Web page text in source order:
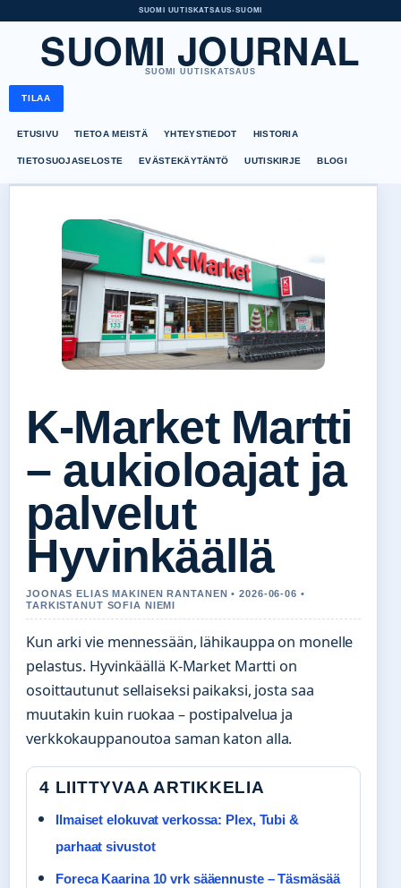
SUOMI UUTISKATSAUS•SUOMI
SUOMI JOURNAL
SUOMI UUTISKATSAUS
TILAA
ETUSIVU TIETOA MEISTÄ YHTEYSTIEDOT HISTORIA
TIETOSUOJASELOSTE EVÄSTEKÄYTÄNTÖ UUTISKIRJE BLOGI
K-Market Martti
– aukioloajat ja
palvelut
Hyvinkäällä
JOONAS ELIAS MAKINEN RANTANEN • 2026-06-06 •
TARKISTANUT SOFIA NIEMI
Kun arki vie mennessään, lähikauppa on monelle
pelastus. Hyvinkäällä K-Market Martti on
osoittautunut sellaiseksi paikaksi, josta saa
muutakin kuin ruokaa – postipalvelua ja
verkkokauppanoutoa saman katon alla.
4 LIITTYVAA ARTIKKELIA
Ilmaiset elokuvat verkossa: Plex, Tubi &
parhaat sivustot
Foreca Kaarina 10 vrk sääennuste – Täsmäsää